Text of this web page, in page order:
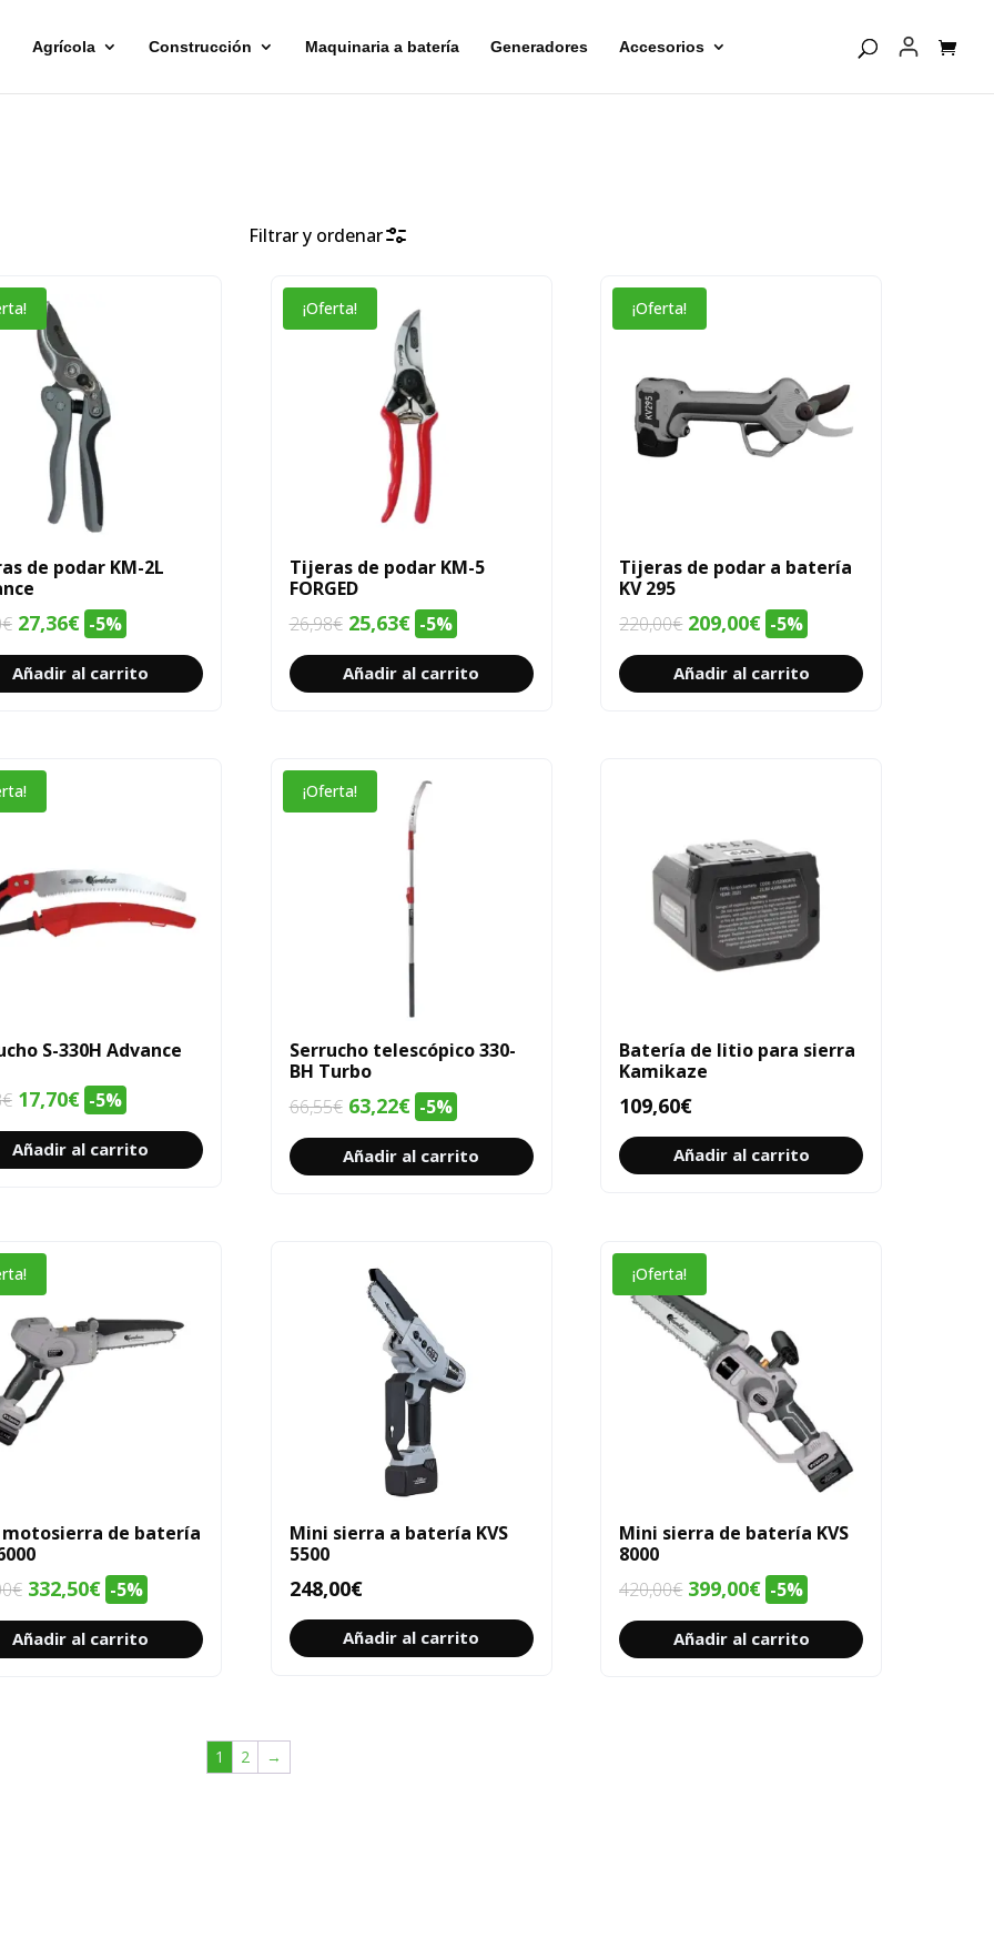
Agrícola Construcción Maquinaria a batería Generadores Accesorios
Filtrar y ordenar
de podar KM-2L
€ El
precio
original
27,36€El
precio
actual
-5%
Añadir al carrito
¡Oferta!
Tijeras de podar KM-5
FORGED
26,98€ El
precio
original
25,63€El
precio
actual
-5%
Añadir al carrito
¡Oferta!
Tijeras de podar a batería
KV 295
220,00€ El
precio
original
209,00€El
precio
actual
-5%
Añadir al carrito
S-330H Advance
€ El
precio
original
17,70€El
precio
actual
-5%
Añadir al carrito
¡Oferta!
Serrucho telescópico 330-
BH Turbo
66,55€ El
precio
original
63,22€El
precio
actual
-5%
Añadir al carrito
Batería de litio para sierra
Kamikaze
109,60€
Añadir al carrito
de batería
€ El
precio
original
332,50€El
precio
actual
-5%
Añadir al carrito
Mini sierra a batería KVS
5500
248,00€
Añadir al carrito
¡Oferta!
Mini sierra de batería KVS
8000
420,00€ El
precio
original
399,00€El
precio
actual
-5%
Añadir al carrito
1 2 →